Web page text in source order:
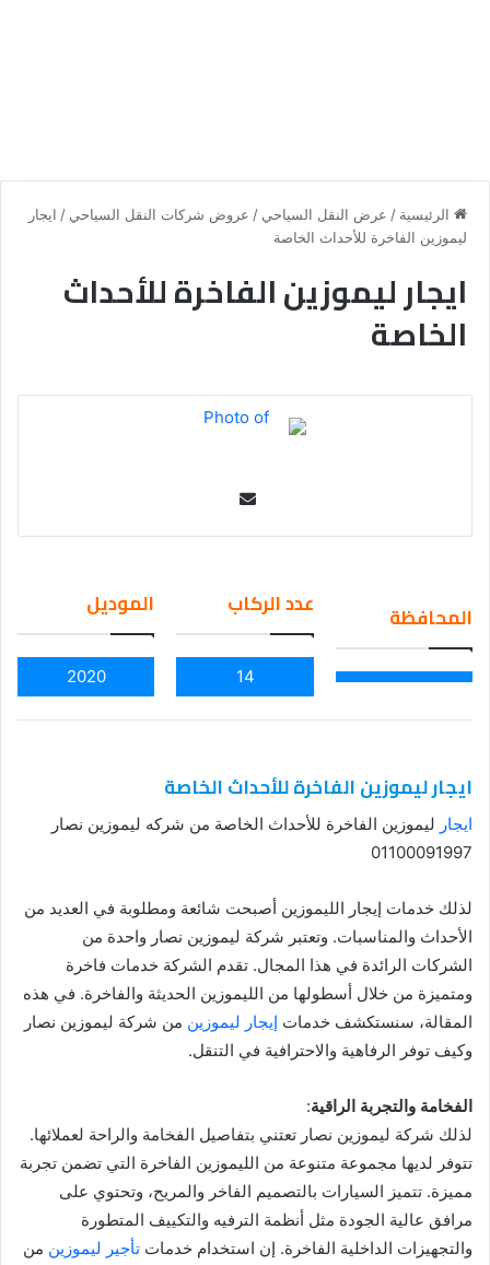
الرئيسية / عرض النقل السياحي / عروض شركات النقل السياحي / ايجار
ليموزين الفاخرة للأحداث الخاصة
ايجار ليموزين الفاخرة للأحداث
الخاصة
ail
المحافظة عدد الركاب
14
الموديل
2020
ايجار ليموزين الفاخرة للأحداث الخاصة
ايجار ليموزين الفاخرة للأحداث الخاصة من شركه ليموزين نصار
01100091997
لذلك خدمات إيجار الليموزين أصبحت شائعة ومطلوبة في العديد من
الأحداث والمناسبات. وتعتبر شركة ليموزين نصار واحدة من
الشركات الرائدة في هذا المجال. تقدم الشركة خدمات فاخرة
ومتميزة من خلال أسطولها من الليموزين الحديثة والفاخرة. في هذه
المقالة، سنستكشف خدمات إيجار ليموزين من شركة ليموزين نصار
وكيف توفر الرفاهية والاحترافية في التنقل.
الفخامة والتجربة الراقية:
لذلك شركة ليموزين نصار تعتني بتفاصيل الفخامة والراحة لعملائها.
تتوفر لديها مجموعة متنوعة من الليموزين الفاخرة التي تضمن تجربة
مميزة. تتميز السيارات بالتصميم الفاخر والمريح، وتحتوي على
مرافق عالية الجودة مثل أنظمة الترفيه والتكييف المتطورة
والتجهيزات الداخلية الفاخرة. إن استخدام خدمات تأجير ليموزين من